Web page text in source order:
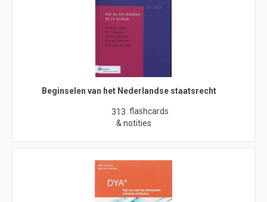
Beginselen van het Nederlandse staatsrecht
313 flashcards
& notities